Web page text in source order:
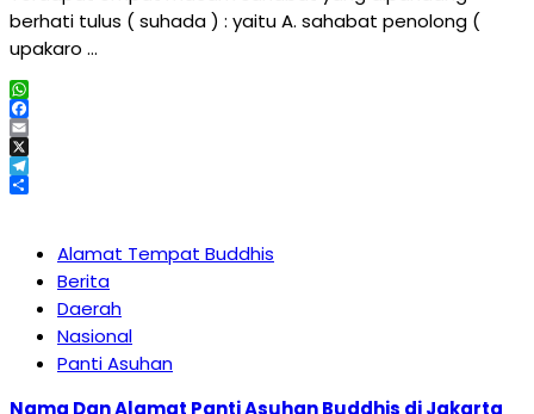
berhati tulus ( suhada ) : yaitu A. sahabat penolong (
upakaro …
WhatsApp
Facebook
Email
X
Telegram
Alamat Tempat Buddhis
Berita
Daerah
Nasional
Panti Asuhan
Nama Dan Alamat Panti Asuhan Buddhis di Jakarta